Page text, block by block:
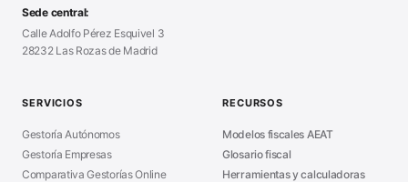
■Modelo Nómina PDF
■Calculadora Vacaciones
■Sanciones Hacienda
■Asesoría en Madrid
Sede central:
Calle Adolfo Pérez Esquivel 3
28232 Las Rozas de Madrid
SERVICIOS
Gestoría Autónomos
Gestoría Empresas
Comparativa Gestorías Online
RECURSOS
Modelos fiscales AEAT
Glosario fiscal
Herramientas y calculadoras